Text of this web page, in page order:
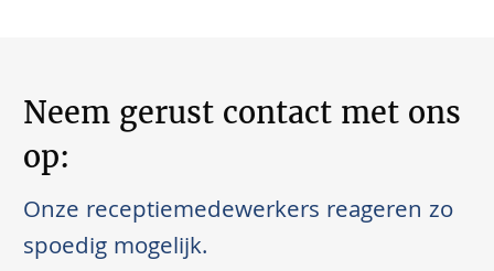
Neem gerust contact met ons
op:
Onze receptiemedewerkers reageren zo
spoedig mogelijk.